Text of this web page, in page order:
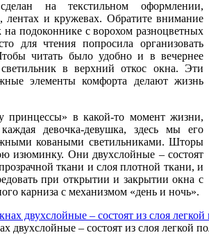
на текстильном оформлении,
лентах и кружевах. Обратите внимание
подоконнике с ворохом разноцветных
для чтения попросила организовать
читать было удобно и в вечернее
в верхний откос окна. Эти
элементы комфорта делают жизнь
принцессы» в какой-то момент жизни,
девочка-девушка, здесь мы его
коваными светильниками. Шторы
изюминку. Они двухслойные – состоят
ткани и слоя плотной ткани, и
при открытии и закрытии окна с
карниза с механизмом «день и ночь».
двухслойные – состоят из слоя легкой